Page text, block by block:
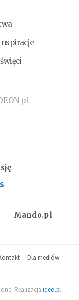
Mando.pl
Dla mediów
Realizacja ideo.pl